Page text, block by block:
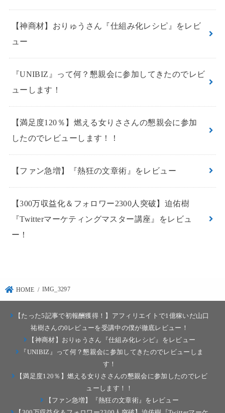
【神商材】おりゅうさん『仕組み化レシピ』をレビ
ュー
『UNIBIZ』って何？懇親会に参加してきたのでレビ
ューします！
【満足度120％】燃える女りささんの懇親会に参加
したのでレビューします！！
【ファン急増】『熱狂の文章術』をレビュー
【300万収益化＆フォロワー2300人突破】迫佑樹
『Twitterマーケティングマスター講座』をレビュ
ー！
HOME IMG_3297
【たった5記事で初報酬獲得！】アフィリエイトで1億稼いだ山口
祐樹さんの0レビューを受講中の僕が徹底レビュー！
【神商材】おりゅうさん『仕組み化レシピ』をレビュー
『UNIBIZ』って何？懇親会に参加してきたのでレビューしま
す！
【満足度120％】燃える女りささんの懇親会に参加したのでレビ
ューします！！
【ファン急増】『熱狂の文章術』をレビュー